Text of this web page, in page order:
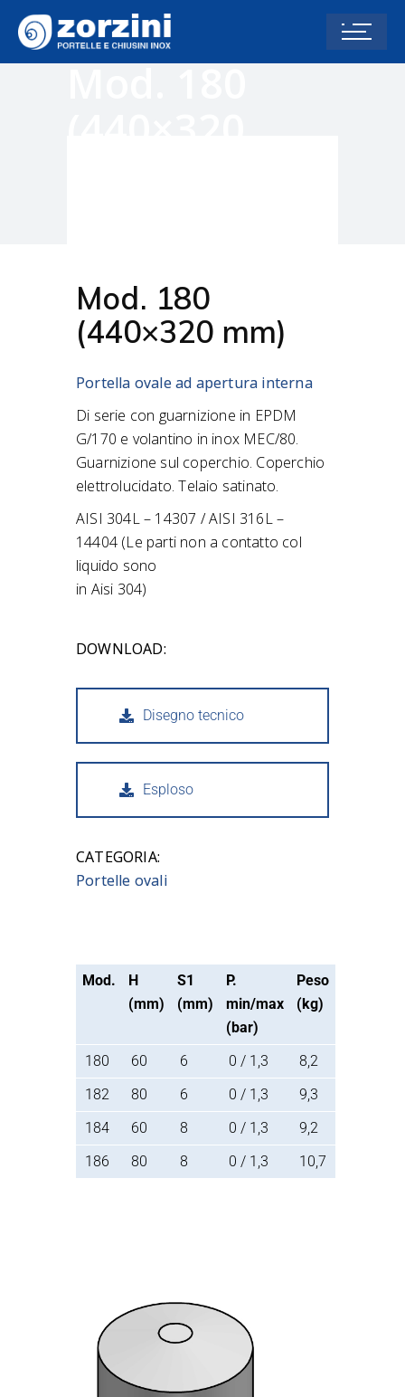
Mod. 180
Mod. 180
(440×320 mm)
Portella ovale ad apertura interna
Di serie con guarnizione in EPDM
G/170 e volantino in inox MEC/80.
Guarnizione sul coperchio. Coperchio
elettrolucidato. Telaio satinato.
AISI 304L – 14307 / AISI 316L –
14404 (Le parti non a contatto col
liquido sono
in Aisi 304)
DOWNLOAD:
Disegno tecnico
Esploso
CATEGORIA:
Portelle ovali
Mod.
H
(mm)
S1
(mm)
P.
min/max
(bar)
Peso
(kg)
180 60 6 0 / 1,3
8,2
182
80 6 0 / 1,3
9,3
184
60 8 0 / 1,3
9,2
186
80 8 0 / 1,3 10,7